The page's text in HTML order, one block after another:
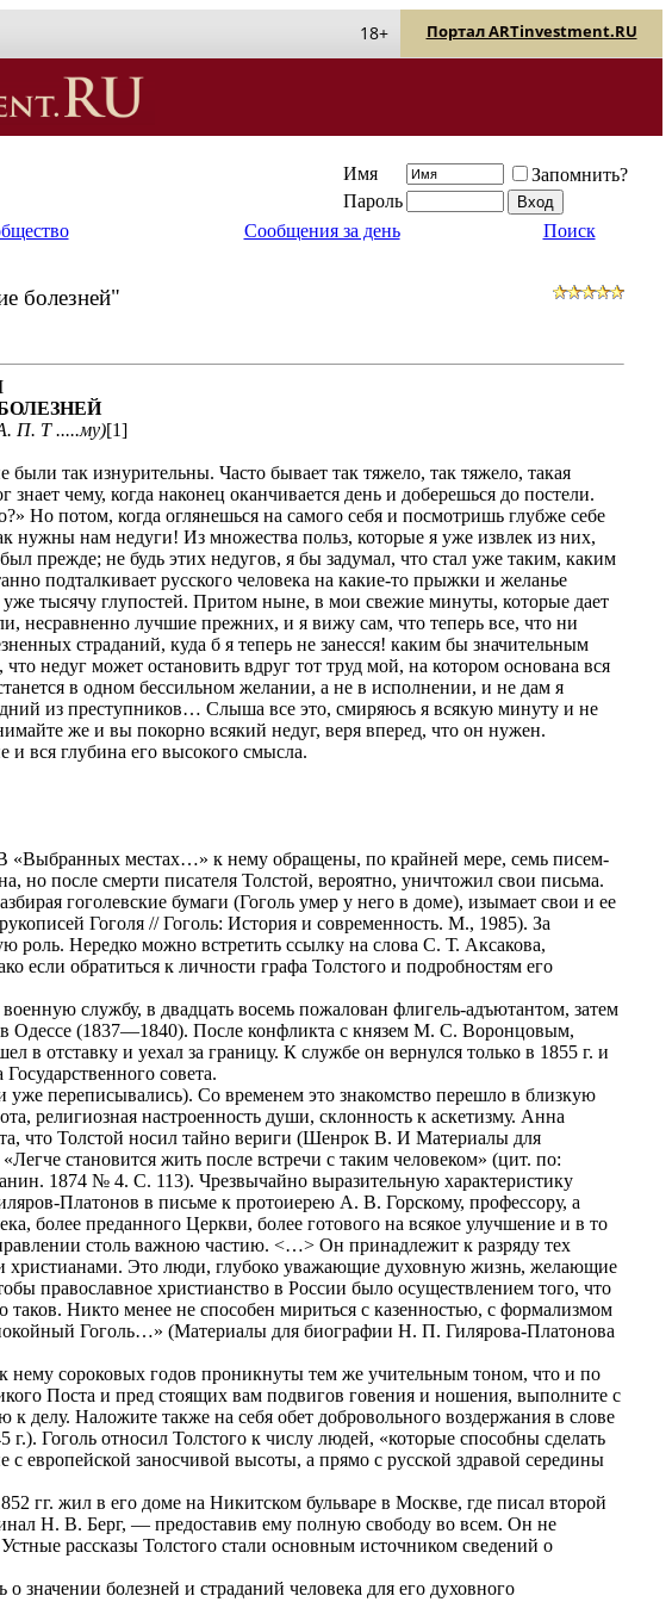
Портал ARTinvestment.RU
18+
Имя
Запомнить?
Пароль
Сообщения за день Поиск
болезней"
П. Т .....му)[1]
так изнурительны. Часто бывает так тяжело, так тяжело, такая
знает чему, когда наконец оканчивается день и доберешься до постели.
Но потом, когда оглянешься на самого себя и посмотришь глубже себе
нужны нам недуги! Из множества польз, которые я уже извлек из них,
прежде; не будь этих недугов, я бы задумал, что стал уже таким, каким
подталкивает русского человека на какие-то прыжки и желанье
тысячу глупостей. Притом ныне, в мои свежие минуты, которые дает
несравненно лучшие прежних, и я вижу сам, что теперь все, что ни
страданий, куда б я теперь не занесся! каким бы значительным
недуг может остановить вдруг тот труд мой, на котором основана вся
в одном бессильном желании, а не в исполнении, и не дам я
из преступников… Слыша все это, смиряюсь я всякую минуту и не
же и вы покорно всякий недуг, веря вперед, что он нужен.
и вся глубина его высокого смысла.
«Выбранных местах…» к нему обращены, по крайней мере, семь писем-
после смерти писателя Толстой, вероятно, уничтожил свои письма.
гоголевские бумаги (Гоголь умер у него в доме), изымает свои и ее
Гоголя // Гоголь: История и современность. М., 1985). За
роль. Нередко можно встретить ссылку на слова С. Т. Аксакова,
если обратиться к личности графа Толстого и подробностям его
службу, в двадцать восемь пожалован флигель-адъютантом, затем
Одессе (1837—1840). После конфликта с князем М. С. Воронцовым,
в отставку и уехал за границу. К службе он вернулся только в 1855 г. и
совета.
уже переписывались). Со временем это знакомство перешло в близкую
религиозная настроенность души, склонность к аскетизму. Анна
что Толстой носил тайно вериги (Шенрок В. И Материалы для
становится жить после встречи с таким человеком» (цит. по:
1874 № 4. С. 113). Чрезвычайно выразительную характеристику
Платонов в письме к протоиерею А. В. Горскому, профессору, а
более преданного Церкви, более готового на всякое улучшение и в то
столь важною частию. <…> Он принадлежит к разряду тех
христианами. Это люди, глубоко уважающие духовную жизнь, желающие
православное христианство в России было осуществлением того, что
Никто менее не способен мириться с казенностью, с формализмом
Гоголь…» (Материалы для биографии Н. П. Гилярова-Платонова
нему сороковых годов проникнуты тем же учительным тоном, что и по
Поста и пред стоящих вам подвигов говения и ношения, выполните с
Наложите также на себя обет добровольного воздержания в слове
Гоголь относил Толстого к числу людей, «которые способны сделать
европейской заносчивой высоты, а прямо с русской здравой середины
гг. жил в его доме на Никитском бульваре в Москве, где писал второй
Н. В. Берг, — предоставив ему полную свободу во всем. Он не
рассказы Толстого стали основным источником сведений о
болезней и страданий человека для его духовного